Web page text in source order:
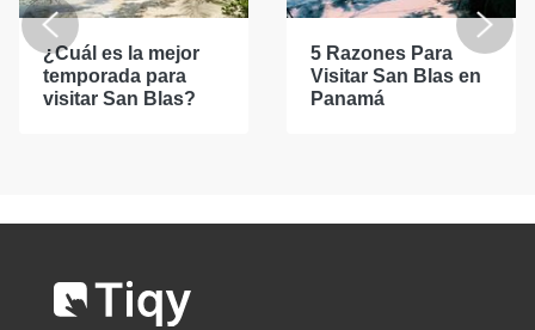
¿Cuál es la mejor
temporada para
visitar San Blas?
5 Razones Para
Visitar San Blas en
Panamá